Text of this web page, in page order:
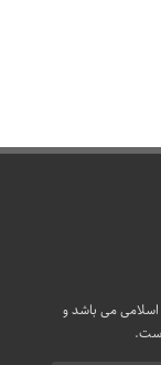
می باشد و
است.